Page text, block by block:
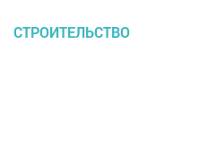
СТРОИТЕЛЬСТВО